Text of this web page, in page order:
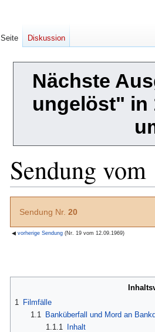
Nächste
ungelöst" in
Sendung
Navigation
springen
Suche
springen
Sendung Nr. 20
◀ vorherige Sendung (Nr. 19 vom 12.09.1969)
1
Filmfälle
1.1
Banküberfall und Mord an
1.1.1
Inhalt
Seite Diskussion